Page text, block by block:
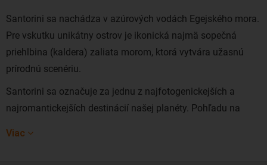
Santorini sa nachádza v azúrových vodách Egejského mora.
Pre vskutku unikátny ostrov je ikonická najmä sopečná
priehlbina (kaldera) zaliata morom, ktorá vytvára užasnú
prírodnú scenériu.
Santorini sa označuje za jednu z najfotogenickejších a
najromantickejších destinácií našej planéty. Pohľadu na
Viac